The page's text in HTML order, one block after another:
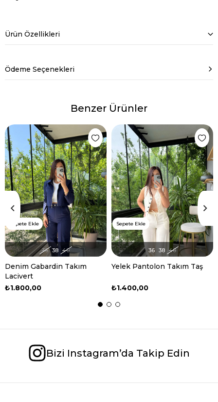
Ürün Özellikleri
Ödeme Seçenekleri
Benzer Ürünler
Denim Gabardin Takım
Lacivert
₺1.800,00
Sepete Ekle
36 38 40
Yelek Pantolon Takım Taş
₺1.400,00
Sepete Ekle
36 38 40
Bizi Instagram’da Takip Edin